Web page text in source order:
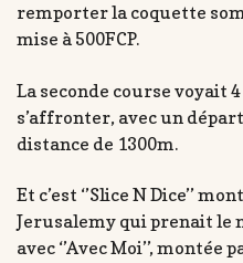
remporter la coquette
mise à 500FCP.
La seconde course voyait
s’affronter, avec un
distance de 1300m.
Et c’est ‘’Slice N Dice’’
Jerusalemy qui prenait le
avec ‘’Avec Moi’’, montée